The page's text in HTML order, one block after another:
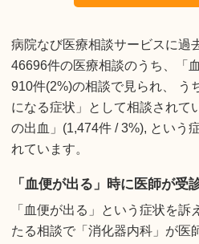
病院なび医療相談サービスに過
46696件の医療相談のうち、「
910件(2%)の相談で見られ、 う
になる症状」として相談されて
の出血」(1,474件 / 3%), という
れています。
「血便が出る」時に医師が受
「血便が出る」という症状を
たる相談で「消化器内科」が医